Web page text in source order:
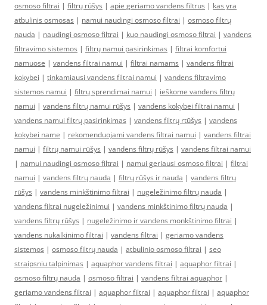
osmoso filtrai | filtrų rūšys | apie geriamo vandens filtrus | kas yra
atbulinis osmosas | namui naudingi osmoso filtrai | osmoso filtrų
nauda | naudingi osmoso filtrai | kuo naudingi osmoso filtrai | vandens
filtravimo sistemos | filtrų namui pasirinkimas | filtrai komfortui
namuose | vandens filtrai namui | filtrai namams | vandens filtrai
kokybei | tinkamiausi vandens filtrai namui | vandens filtravimo
sistemos namui | filtrų sprendimai namui | ieškome vandens filtrų
namui | vandens filtrų namui rūšys | vandens kokybei filtrai namui |
vandens namui filtrų pasirinkimas | vandens filtrų rtūšys | vandens
kokybei name | rekomenduojami vandens filtrai namui | vandens filtrai
namui | filtrų namui rūšys | vandens filtrų rūšys | vandens filtrai namui
| namui naudingi osmoso filtrai | namui geriausi osmoso filtrai | filtrai
namui | vandens filtrų nauda | filtrų rūšys ir nauda | vandens filtrų
rūšys | vandens minkštinimo filtrai | nugeležinimo filtrų nauda |
vandens filtrai nugeležinimui | vandens minkštinimo filtrų nauda |
vandens filtrų rūšys | nugeležinimo ir vandens monkštinimo filtrai |
vandens nukalkinimo filtrai | vandens filtrai | geriamo vandens
sistemos | osmoso filtrų nauda | atbulinio osmoso filtrai | seo
straipsniu talpinimas | aquaphor vandens filtrai | aquaphor filtrai |
osmoso filtrų nauda | osmoso filtrai | vandens filtrai aquaphor |
geriamo vandens filtrai | aquaphor filtrai | aquaphor filtrai | aquaphor